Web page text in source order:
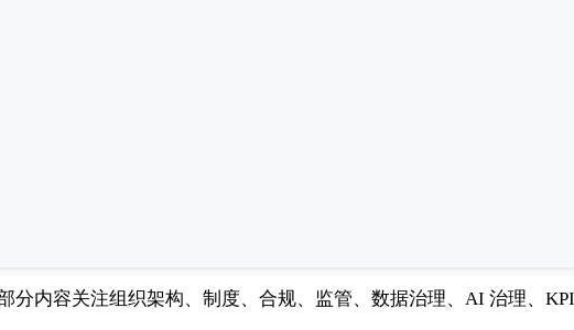
分内容关注组织架构、制度、合规、监管、数据治理、AI 治理、